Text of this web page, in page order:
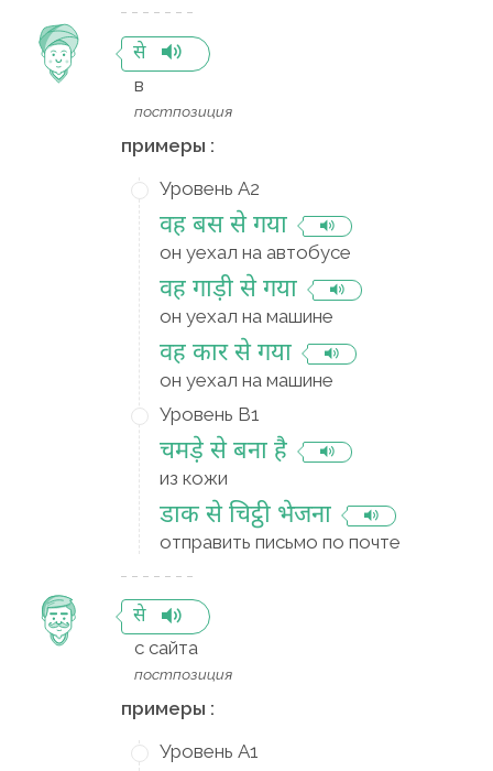
से
в
постпозиция
примеры :
Уровень A2
वह बस से गया
он уехал на автобусе
वह गाड़ी से गया
он уехал на машине
वह कार से गया
он уехал на машине
Уровень B1
चमड़े से बना है
из кожи
डाक से चिट्ठी भेजना
отправить письмо по почте
से
с сайта
постпозиция
примеры :
Уровень A1